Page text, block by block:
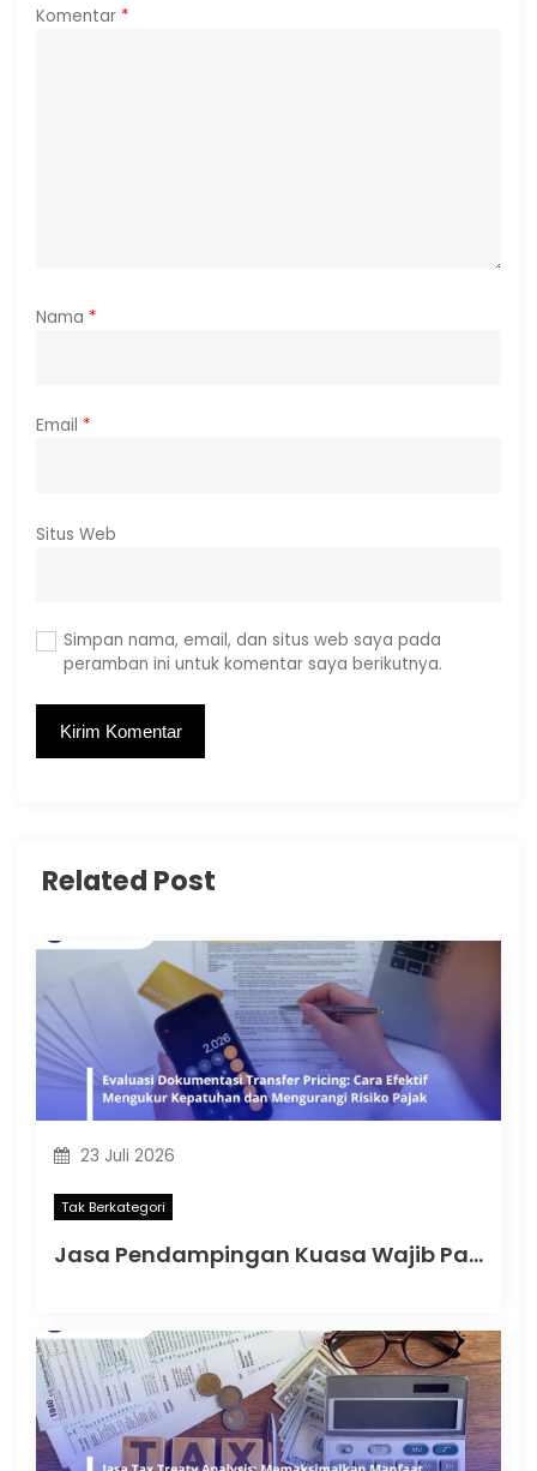
Komentar *
Nama *
Email *
Situs Web
Simpan nama, email, dan situs web saya pada
peramban ini untuk komentar saya berikutnya.
Related Post
23 Juli 2026
Tak Berkategori
Jasa Pendampingan Kuasa Wajib Pajak: Memahami Mulai Kapan SKT Wajib bagi Kuasa Wajib Pajak Menurut PMK 44 Tahun 2026